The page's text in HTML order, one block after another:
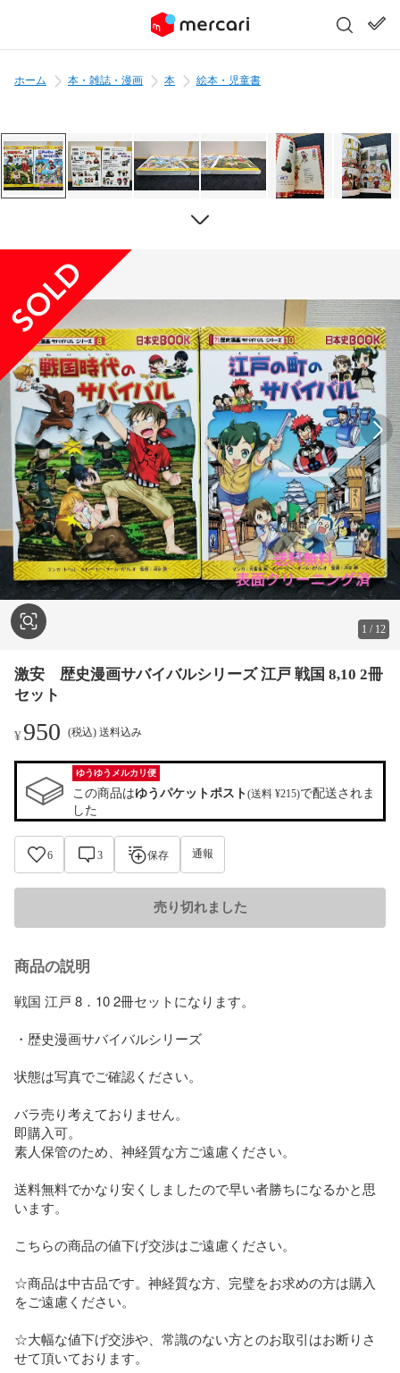
ホーム 本・雑誌・漫画 本 絵本・児童書
1 / 12
激安 歴史漫画サバイバルシリーズ 江戸 戦国 8,10 2冊
セット
¥950 (税込) 送料込み
ゆうゆうメルカリ便
この商品はゆうパケットポスト(送料 ¥215)で配送されま
した
6 3 保存 通報
売り切れました
商品の説明
戦国 江戸 8．10 2冊セットになります。
・歴史漫画サバイバルシリーズ
状態は写真でご確認ください。
バラ売り考えておりません。
即購入可。
素人保管のため、神経質な方ご遠慮ください。
送料無料でかなり安くしましたので早い者勝ちになるかと思
います。
こちらの商品の値下げ交渉はご遠慮ください。
☆商品は中古品です。神経質な方、完璧をお求めの方は購入
をご遠慮ください。
☆大幅な値下げ交渉や、常識のない方とのお取引はお断りさ
せて頂いております。